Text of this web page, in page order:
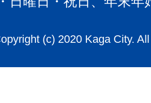
(c) 2020 Kaga City.